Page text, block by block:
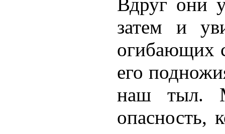
затем и
огибающих
его
наш тыл.
опасность,